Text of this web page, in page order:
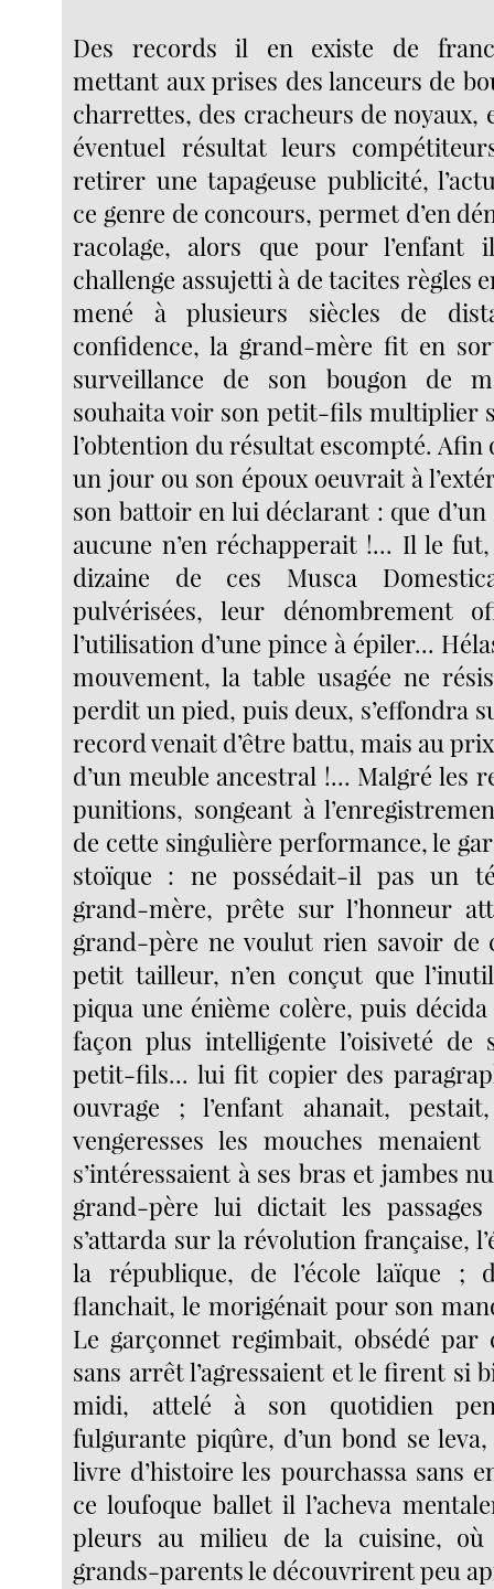
Des records il en existe de
mettant aux prises des lanceurs de
charrettes, des cracheurs de noyaux,
éventuel résultat leurs
retirer une tapageuse publicité,
ce genre de concours, permet d’en
racolage, alors que pour l’enfant il
challenge assujetti à de tacites règles
mené à plusieurs siècles de
confidence, la grand-mère fit en
surveillance de son bougon de
souhaita voir son petit-fils multiplier
l’obtention du résultat escompté. Afin
un jour ou son époux oeuvrait à
son battoir en lui déclarant : que
aucune n’en réchapperait !... Il le
dizaine de ces Musca
pulvérisées, leur dénombrement
l’utilisation d’une pince à épiler...
mouvement, la table usagée ne
perdit un pied, puis deux, s’effondra
record venait d’être battu, mais au
d’un meuble ancestral !... Malgré les
punitions, songeant à
de cette singulière performance, le
stoïque : ne possédait-il pas un
grand-mère, prête sur l’honneur
grand-père ne voulut rien savoir de
petit tailleur, n’en conçut que
piqua une énième colère, puis décida
façon plus intelligente l’oisiveté de
petit-fils... lui fit copier des
ouvrage ; l’enfant ahanait,
vengeresses les mouches
s’intéressaient à ses bras et jambes
grand-père lui dictait les
s’attarda sur la révolution française,
la république, de l’école laïque ;
flanchait, le morigénait pour son
Le garçonnet regimbait, obsédé par
sans arrêt l’agressaient et le firent si
midi, attelé à son quotidien
fulgurante piqûre, d’un bond se
livre d’histoire les pourchassa sans
ce loufoque ballet il l’acheva
pleurs au milieu de la cuisine, où
grands-parents le découvrirent peu